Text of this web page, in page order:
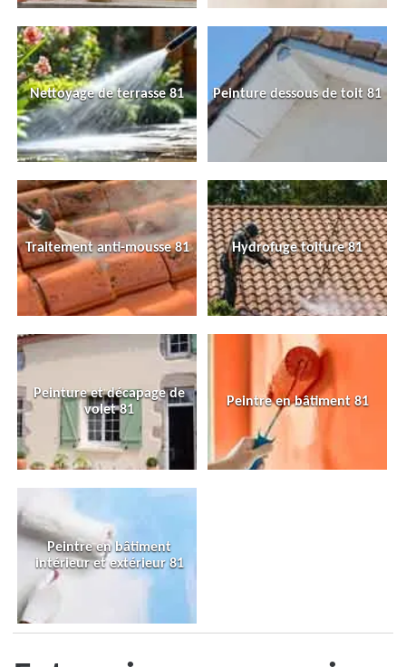
Nettoyage de terrasse 81 Peinture dessous de toit 81
Traitement anti-mousse 81 Hydrofuge toiture 81
Peinture et décapage de
volet 81
Peintre en bâtiment 81
Peintre en bâtiment
intérieur et extérieur 81